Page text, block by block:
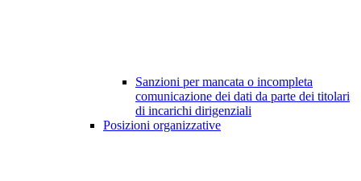
Sanzioni per mancata o incompleta
comunicazione dei dati da parte dei titolari
di incarichi dirigenziali
Posizioni organizzative